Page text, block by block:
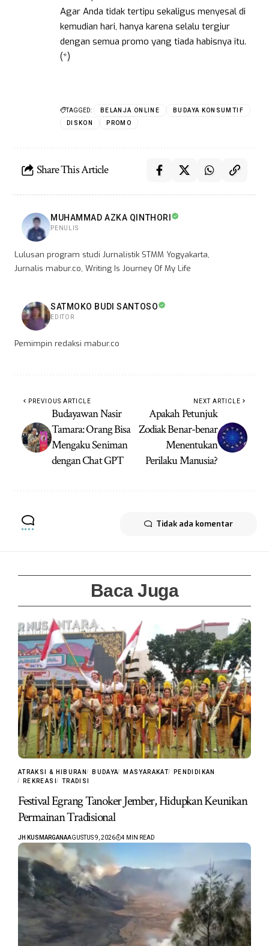
Agar Anda tidak tertipu sekaligus menyesal di
kemudian hari, hanya karena selalu tergiur
dengan semua promo yang tiada habisnya itu.
(*)
TAGGED: BELANJA ONLINE
BUDAYA KONSUMTIF
DISKON
PROMO
Share This Article
MUHAMMAD AZKA QINTHORI
PENULIS
Lulusan program studi Jurnalistik STMM Yogyakarta,
Jurnalis mabur.co, Writing Is Journey Of My Life
SATMOKO BUDI SANTOSO
EDITOR
Pemimpin redaksi mabur.co
PREVIOUS ARTICLE
Budayawan Nasir
Tamara: Orang Bisa
Mengaku Seniman
dengan Chat GPT
NEXT ARTICLE
Apakah Petunjuk
Zodiak Benar-benar
Menentukan
Perilaku Manusia?
Tidak ada komentar
Baca Juga
ATRAKSI & HIBURAN BUDAYA MASYARAKAT
PENDIDIKAN
REKREASI
TRADISI
Festival Egrang Tanoker Jember, Hidupkan Keunikan
Permainan Tradisional
JH KUSMARGANAAGUSTUS 9, 2026 4 MIN READ